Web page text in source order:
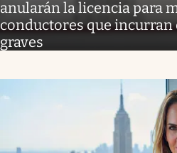
anularán la licencia para
conductores que
graves